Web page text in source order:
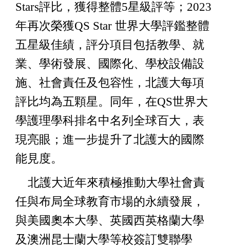
Stars評比，獲得整體5星級評等；2023
年再次榮獲QS Star 世界大學評鑑整體
五星級佳績，評分項目包括教學、就
業、學術發展、國際化、學校設備設
施、社會責任及包容性，北護大每項
評比均為五顆星。同年，在QS世界大
學護理學科排名中名列全球百大，表
現亮眼；進一步提升了北護大的國際
能見度。
北護大近年來積極推動大學社會責
任與布局全球教育市場的永續發展，
與美國奧本大學、英國西英格蘭大學
及澳洲昆士蘭大學等校簽訂雙聯學